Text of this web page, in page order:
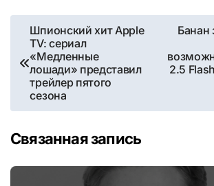
Навигация
записям
Шпионский хит Apple
TV: сериал
«Медленные
лошади» представил
трейлер пятого
сезона
Банан
2.5
Связанная запись